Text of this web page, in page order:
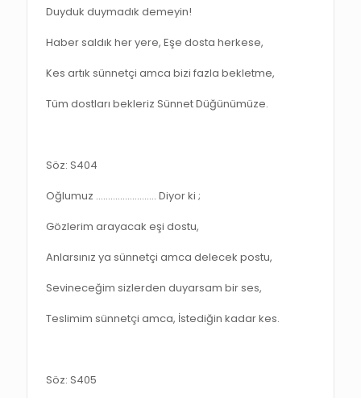
Duyduk duymadık demeyin!
Haber saldık her yere, Eşe dosta herkese,
Kes artık sünnetçi amca bizi fazla bekletme,
Tüm dostları bekleriz Sünnet Düğünümüze.
Söz: S404
Oğlumuz ……………………. Diyor ki ;
Gözlerim arayacak eşi dostu,
Anlarsınız ya sünnetçi amca delecek postu,
Sevineceğim sizlerden duyarsam bir ses,
Teslimim sünnetçi amca, İstediğin kadar kes.
Söz: S405